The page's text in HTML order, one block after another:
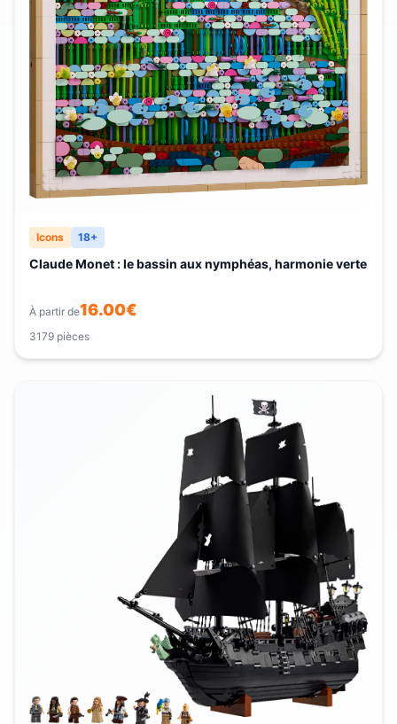
Icons 18+
Claude Monet : le bassin aux nymphéas, harmonie verte
À partir de16.00€
3179 pièces